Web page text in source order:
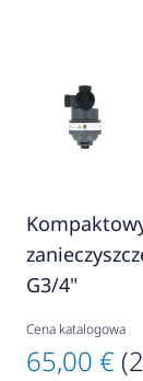
G3/4"
Cena katalogowa
65,00 €